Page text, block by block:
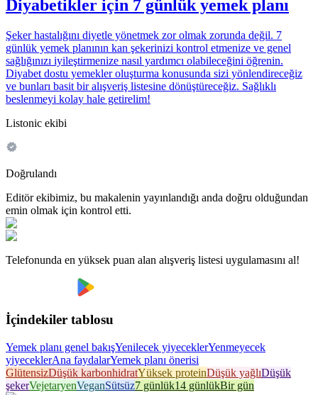
Diyabetikler için 7 günlük yemek planı
Şeker hastalığını diyetle yönetmek zor olmak zorunda değil. 7
günlük yemek planının kan şekerinizi kontrol etmenize ve genel
sağlığınızı iyileştirmenize nasıl yardımcı olabileceğini öğrenin.
Diyabet dostu yemekler oluşturma konusunda sizi yönlendireceğiz
ve bunları basit bir alışveriş listesine dönüştüreceğiz. Sağlıklı
beslenmeyi kolay hale getirelim!
Listonic ekibi
Doğrulandı
Editör ekibimiz, bu makalenin yayınlandığı anda doğru olduğundan
emin olmak için kontrol etti.
Telefonunda en yüksek puan alan alışveriş listesi uygulamasını al!
İçindekiler tablosu
Yemek planı genel bakışYenilecek yiyeceklerYenmeyecek
yiyeceklerAna faydalarYemek planı önerisi
GlütensizDüşük karbonhidratYüksek proteinDüşük yağlıDüşük
şekerVejetaryenVeganSütsüz7 günlük14 günlükBir gün